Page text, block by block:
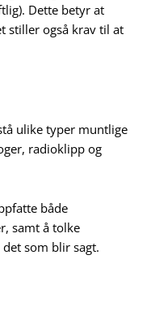
Dette betyr at
stiller også krav til at
ulike typer muntlige
radioklipp og
både
samt å tolke
som blir sagt.